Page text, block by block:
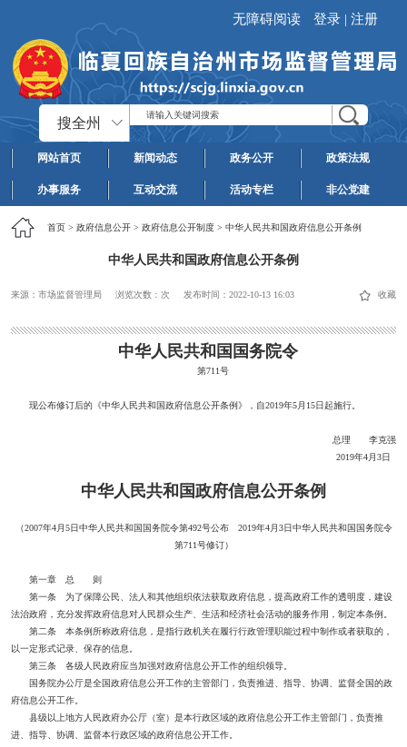
无障碍阅读 登录 | 注册
搜全州
网站首页 新闻动态 政务公开 政策法规
办事服务 互动交流 活动专栏 非公党建
首页> 政府信息公开> 政府信息公开制度> 中华人民共和国政府信息公开条例
中华人民共和国政府信息公开条例
来源：市场监督管理局 浏览次数： 次 发布时间： 2022-10-13 16:03 收藏
中华人民共和国国务院令
第711号
现公布修订后的《中华人民共和国政府信息公开条例》，自2019年5月15日起施行。
总理 李克强
2019年4月3日
中华人民共和国政府信息公开条例
（2007年4月5日中华人民共和国国务院令第492号公布 2019年4月3日中华人民共和国国务院令
第711号修订）
第一章 总 则
第一条 为了保障公民、法人和其他组织依法获取政府信息，提高政府工作的透明度，建设
法治政府，充分发挥政府信息对人民群众生产、生活和经济社会活动的服务作用，制定本条例。
第二条 本条例所称政府信息，是指行政机关在履行行政管理职能过程中制作或者获取的，
以一定形式记录、保存的信息。
第三条 各级人民政府应当加强对政府信息公开工作的组织领导。
国务院办公厅是全国政府信息公开工作的主管部门，负责推进、指导、协调、监督全国的政
府信息公开工作。
县级以上地方人民政府办公厅（室）是本行政区域的政府信息公开工作主管部门，负责推
进、指导、协调、监督本行政区域的政府信息公开工作。